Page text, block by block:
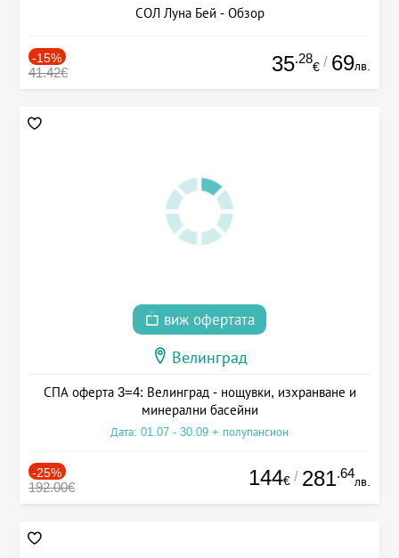
СОЛ Луна Бей - Обзор
-15%
41.42€ 35.28
€ / 69лв.
виж офертата
Велинград
СПА оферта 3=4: Велинград - нощувки, изхранване и
минерални басейни
Дата: 01.07 - 30.09 + полупансион
-25%
192.00€ 144€ / 281.64
лв.